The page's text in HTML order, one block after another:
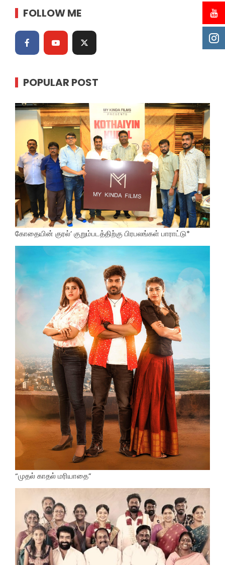
FOLLOW ME
POPULAR POST
கோதையின் குரல்’ குறும்படத்திற்கு பிரபலங்கள் பாராட்டு*
“முதல் காதல் மரியாதை”